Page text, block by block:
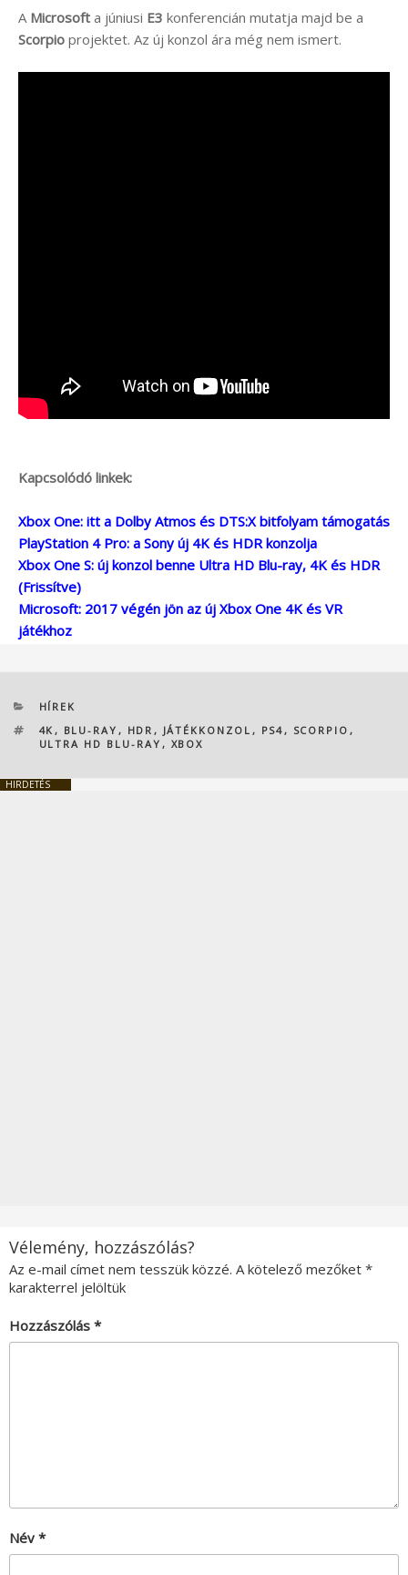
A Microsoft a júniusi E3 konferencián mutatja majd be a
Scorpio projektet. Az új konzol ára még nem ismert.
Kapcsolódó linkek:
Xbox One: itt a Dolby Atmos és DTS:X bitfolyam támogatás
PlayStation 4 Pro: a Sony új 4K és HDR konzolja
Xbox One S: új konzol benne Ultra HD Blu-ray, 4K és HDR
(Frissítve)
Microsoft: 2017 végén jön az új Xbox One 4K és VR
játékhoz
KATEGÓRIÁK
HÍREK
CÍMKÉK
4K , BLU-RAY , HDR , JÁTÉKKONZOL , PS4, SCORPIO ,
ULTRA HD BLU-RAY , XBOX
HIRDETÉS
Vélemény, hozzászólás?
Az e-mail címet nem tesszük közzé. A kötelező mezőket *
karakterrel jelöltük
Hozzászólás *
Név *